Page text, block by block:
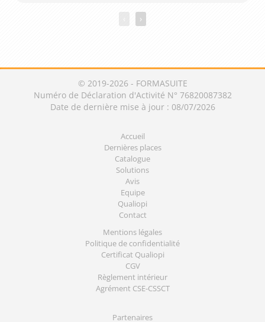
›
© 2019-2026 - FORMASUITE
Numéro de Déclaration d'Activité N° 76820087382
Date de dernière mise à jour : 08/07/2026
Accueil
Dernières places
Catalogue
Solutions
Avis
Equipe
Qualiopi
Contact
Mentions légales
Politique de confidentialité
Certificat Qualiopi
CGV
Règlement intérieur
Agrément CSE-CSSCT
Partenaires